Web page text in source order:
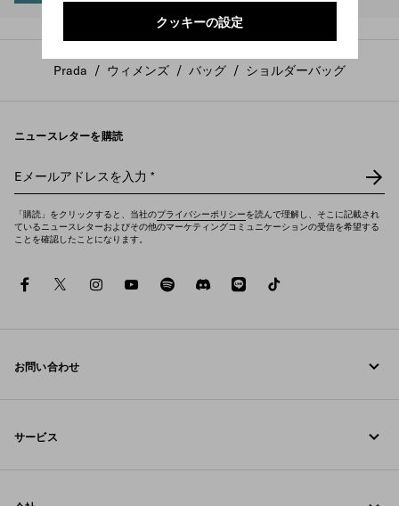
クッキーの設定
Prada / ウィメンズ / バッグ / ショルダーバッグ
ニュースレターを購読
Eメールアドレスを入力 *
「購読」をクリックすると、当社のプライバシーポリシーを読んで理解し、そこに記載され
ているニュースレターおよびその他のマーケティングコミュニケーションの受信を希望する
ことを確認したことになります。
facebooktwitterinstagramyoutubespotifydiscord
line
お問い合わせ
お問い合わせ
サービス